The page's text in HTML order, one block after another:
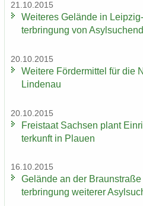
21.10.2015
Wei­te­res Ge­län­de in
ter­brin­gung von
20.10.2015
Wei­te­re För­der­mit­tel für die
Lindenau
20.10.2015
Frei­staat Sach­sen plant
ter­kunft in Plau­en
16.10.2015
Ge­län­de an der
ter­brin­gung wei­te­rer